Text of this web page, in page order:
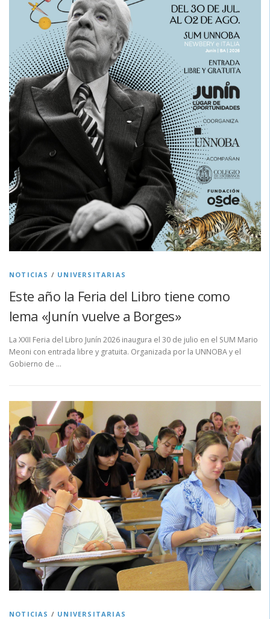
NOTICIAS / UNIVERSITARIAS
Este año la Feria del Libro tiene como
lema «Junín vuelve a Borges»
La XXII Feria del Libro Junín 2026 inaugura el 30 de julio en el SUM Mario
Meoni con entrada libre y gratuita. Organizada por la UNNOBA y el
Gobierno de …
NOTICIAS / UNIVERSITARIAS